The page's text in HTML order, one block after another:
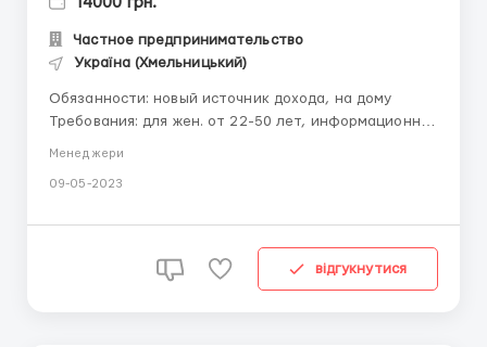
Частное предпринимательство
Україна (Хмельницький)
Обязанности: новый источник дохода, на дому
Требования: для жен. от 22-50 лет, информационная
Менеджери
09-05-2023
відгукнутися